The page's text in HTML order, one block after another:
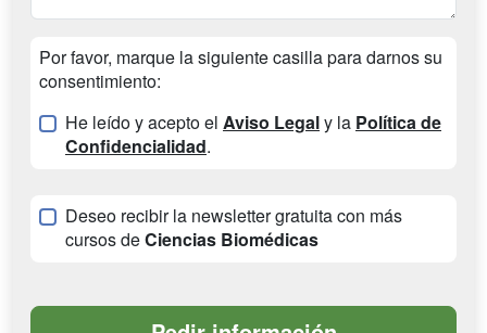
Por favor, marque la siguiente casilla para darnos su
consentimiento:
He leído y acepto el Aviso Legaly la Política de
Confidencialidad.
Deseo recibir la newsletter gratuita con más
cursos deCiencias Biomédicas